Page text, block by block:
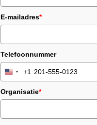
E-mailadres*
Telefoonnummer
United
+1
+1
Organisatie*